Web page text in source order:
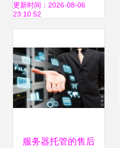
技术服务核心
更新时间：2026-08-06
23:10:52
服务器托管的售后